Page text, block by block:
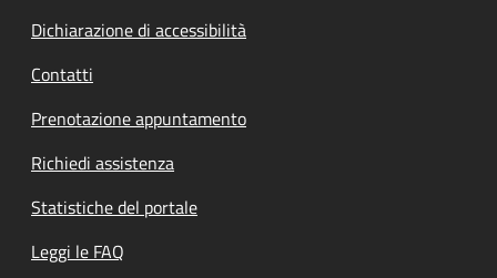
Dichiarazione di accessibilità
Contatti
Prenotazione appuntamento
Richiedi assistenza
Statistiche del portale
Leggi le FAQ